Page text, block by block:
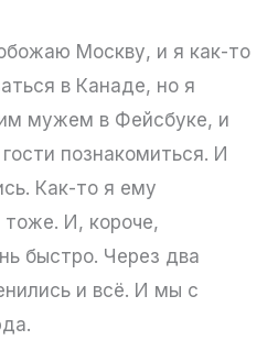
Москву, и я как-то
в Канаде, но я
мужем в Фейсбуке, и
познакомиться. И
Как-то я ему
тоже. И, короче,
быстро. Через два
и всё. И мы с